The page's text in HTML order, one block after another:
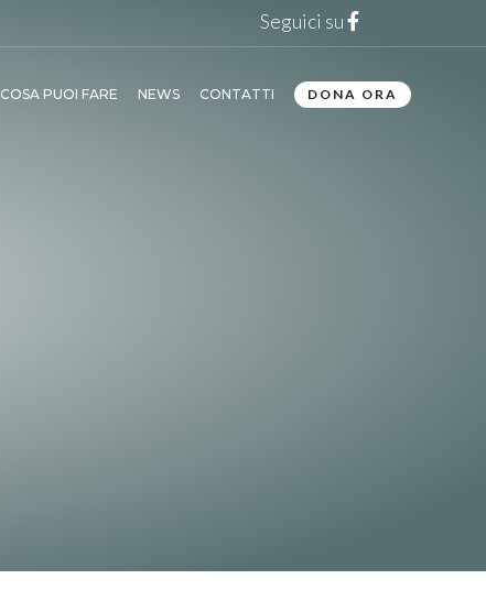
Seguici su
COSA PUOI FARE NEWS CONTATTI DONA ORA